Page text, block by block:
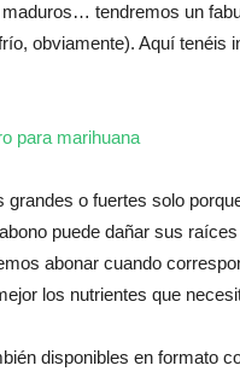
tendremos un
obviamente). Aquí tenéis
o fuertes solo
puede dañar sus
abonar cuando
los nutrientes que
disponibles en formato